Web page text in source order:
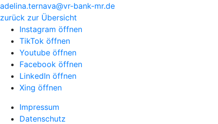
adelina.ternava@vr-bank-mr.de
zurück zur Übersicht
Instagram öffnen
TikTok öffnen
Youtube öffnen
Facebook öffnen
LinkedIn öffnen
Xing öffnen
Impressum
Datenschutz